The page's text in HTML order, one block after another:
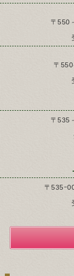
〒550
〒
〒535
〒535ｰ